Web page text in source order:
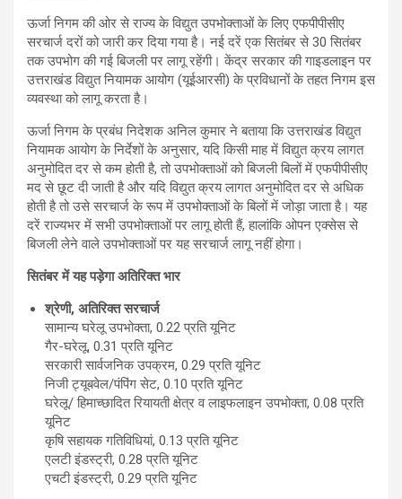
ऊर्जा निगम की ओर से राज्य के विद्युत उपभोक्ताओं के लिए एफपीपीसीए
सरचार्ज दरों को जारी कर दिया गया है। नई दरें एक सितंबर से 30 सितंबर
तक उपभोग की गई बिजली पर लागू रहेंगी। केंद्र सरकार की गाइडलाइन पर
उत्तराखंड विद्युत नियामक आयोग (यूईआरसी) के प्रविधानों के तहत निगम इस
व्यवस्था को लागू करता है।
ऊर्जा निगम के प्रबंध निदेशक अनिल कुमार ने बताया कि उत्तराखंड विद्युत
नियामक आयोग के निर्देशों के अनुसार, यदि किसी माह में विद्युत क्रय लागत
अनुमोदित दर से कम होती है, तो उपभोक्ताओं को बिजली बिलों में एफपीपीसीए
मद से छूट दी जाती है और यदि विद्युत क्रय लागत अनुमोदित दर से अधिक
होती है तो उसे सरचार्ज के रूप में उपभोक्ताओं के बिलों में जोड़ा जाता है। यह
दरें राज्यभर में सभी उपभोक्ताओं पर लागू होती हैं, हालांकि ओपन एक्सेस से
बिजली लेने वाले उपभोक्ताओं पर यह सरचार्ज लागू नहीं होगा।
सितंबर में यह पड़ेगा अतिरिक्त भार
श्रेणी, अतिरिक्त सरचार्ज
सामान्य घरेलू उपभोक्ता, 0.22 प्रति यूनिट
गैर-घरेलू, 0.31 प्रति यूनिट
सरकारी सार्वजनिक उपक्रम, 0.29 प्रति यूनिट
निजी ट्यूबवेल/पंपिंग सेट, 0.10 प्रति यूनिट
घरेलू/ हिमाच्छादित रियायती क्षेत्र व लाइफलाइन उपभोक्ता, 0.08 प्रति
यूनिट
कृषि सहायक गतिविधियां, 0.13 प्रति यूनिट
एलटी इंडस्ट्री, 0.28 प्रति यूनिट
एचटी इंडस्ट्री, 0.29 प्रति यूनिट